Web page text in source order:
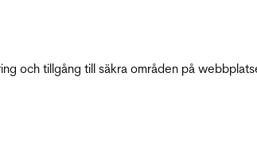
och tillgång till säkra områden på